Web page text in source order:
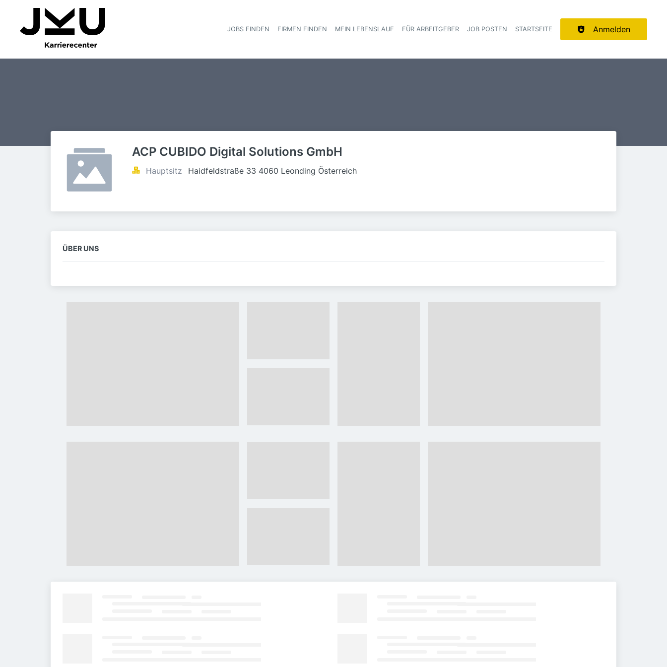
Haupt-Navigation
JOBS FINDEN FIRMEN FINDEN MEIN LEBENSLAUF FÜR ARBEITGEBER JOB POSTEN STARTSEITE Anmelden
ACP CUBIDO Digital Solutions GmbH
Hauptsitz Haidfeldstraße 33 4060 Leonding Österreich
ÜBER UNS